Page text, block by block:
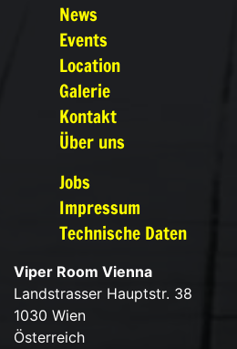
News
Events
Location
Galerie
Kontakt
Über uns
Jobs
Impressum
Technische Daten
Viper Room Vienna
Landstrasser Hauptstr. 38
1030 Wien
Österreich